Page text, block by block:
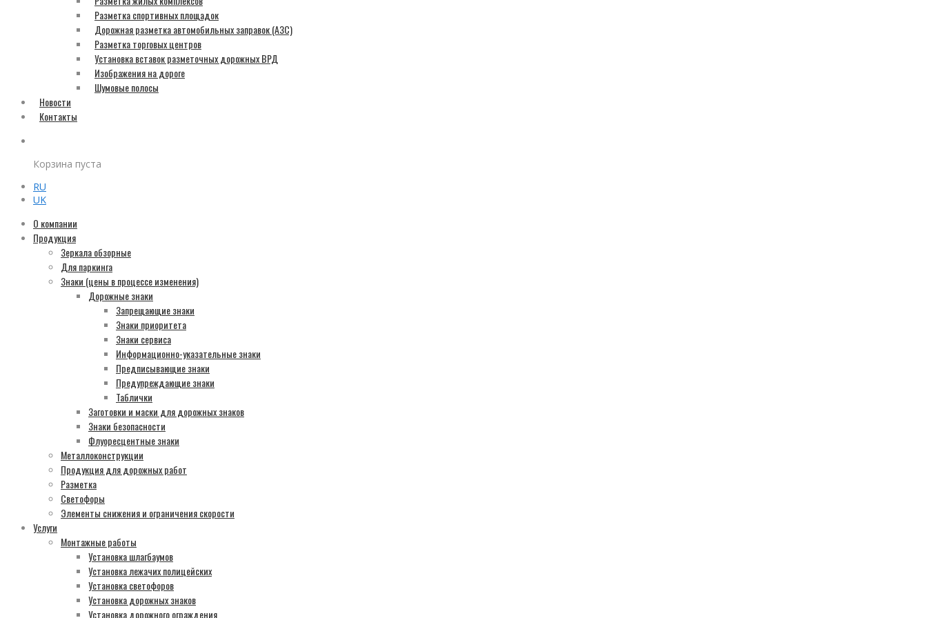
Разметка спортивных площадок
Дорожная разметка автомобильных заправок (АЗС)
Разметка торговых центров
Установка вставок разметочных дорожных ВРД
Изображения на дороге
Шумовые полосы
Новости
Контакты
Корзина пуста
RU
UK
О компании
Продукция
Зеркала обзорные
Для паркинга
Знаки (цены в процессе изменения)
Дорожные знаки
Запрещающие знаки
Знаки приоритета
Знаки сервиса
Информационно-указательные знаки
Предписывающие знаки
Предупреждающие знаки
Таблички
Заготовки и маски для дорожных знаков
Знаки безопасности
Флуоресцентные знаки
Металлоконструкции
Продукция для дорожных работ
Разметка
Светофоры
Элементы снижения и ограничения скорости
Услуги
Монтажные работы
Установка шлагбаумов
Установка лежачих полицейских
Установка светофоров
Установка дорожных знаков
Установка дорожного ограждения